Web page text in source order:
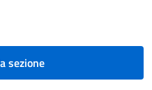
sezione